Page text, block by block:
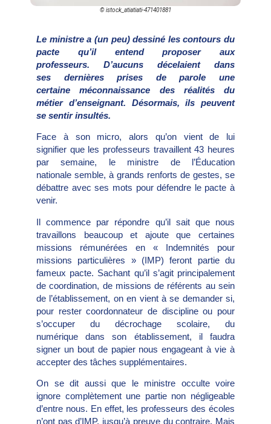
© istock_atiatiati-471401881
Le ministre a (un peu) dessiné les contours du
pacte qu’il entend proposer aux
professeurs. D’aucuns décelaient dans
ses dernières prises de parole une
certaine méconnaissance des réalités du
métier d’enseignant. Désormais, ils peuvent
se sentir insultés.
Face à son micro, alors qu’on vient de lui
signifier que les professeurs travaillent 43 heures
par semaine, le ministre de l’Éducation
nationale semble, à grands renforts de gestes, se
débattre avec ses mots pour défendre le pacte à
venir.
Il commence par répondre qu’il sait que nous
travaillons beaucoup et ajoute que certaines
missions rémunérées en « Indemnités pour
missions particulières » (IMP) feront partie du
fameux pacte. Sachant qu’il s’agit principalement
de coordination, de missions de référents au sein
de l’établissement, on en vient à se demander si,
pour rester coordonnateur de discipline ou pour
s’occuper du décrochage scolaire, du
numérique dans son établissement, il faudra
signer un bout de papier nous engageant à vie à
accepter des tâches supplémentaires.
On se dit aussi que le ministre occulte voire
ignore complètement une partie non négligeable
d’entre nous. En effet, les professeurs des écoles
n’ont pas d’IMP, jusqu’à preuve du contraire. Mais